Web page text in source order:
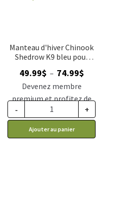
Manteau d'hiver Chinook
Shedrow K9 bleu pour
49.99$ – 74.99$Plage
prix :
49.99$
à
Devenez membre
premium et profitez de
ce prix rabais : 41.24$ CA
- +
Ajouter au panier